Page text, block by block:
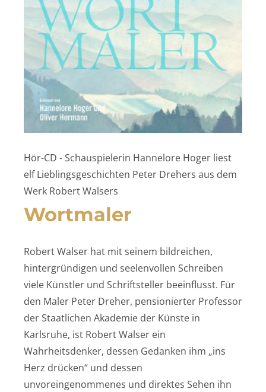
Hör-CD - Schauspielerin Hannelore Hoger liest
elf Lieblingsgeschichten Peter Drehers aus dem
Werk Robert Walsers
Wortmaler
Robert Walser hat mit seinem bildreichen,
hintergründigen und seelenvollen Schreiben
viele Künstler und Schriftsteller beeinflusst. Für
den Maler Peter Dreher, pensionierter Professor
der Staatlichen Akademie der Künste in
Karlsruhe, ist Robert Walser ein
Wahrheitsdenker, dessen Gedanken ihm „ins
Herz drücken“ und dessen
unvoreingenommenes und direktes Sehen ihn